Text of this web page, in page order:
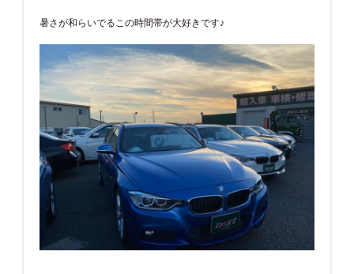
暑さが和らいでるこの時間帯が大好きです♪